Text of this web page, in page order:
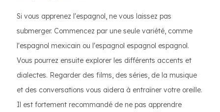
Si vous apprenez l'espagnol, ne vous laissez pas
submerger. Commencez par une seule variété, comme
l'espagnol mexicain ou l'espagnol espagnol espagnol.
Vous pourrez ensuite explorer les différents accents et
dialectes. Regarder des films, des séries, de la musique
et des conversations vous aidera à entraîner votre oreille.
Il est fortement recommandé de ne pas apprendre